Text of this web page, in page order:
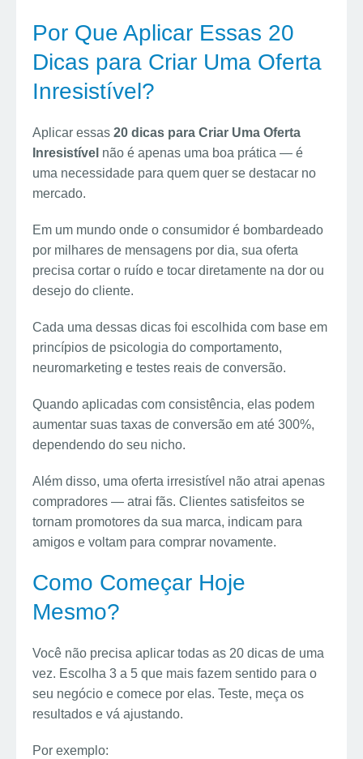
Por Que Aplicar Essas 20
Dicas para Criar Uma Oferta
Inresistível?
Aplicar essas 20 dicas para Criar Uma Oferta
Inresistível não é apenas uma boa prática — é
uma necessidade para quem quer se destacar no
mercado.
Em um mundo onde o consumidor é bombardeado
por milhares de mensagens por dia, sua oferta
precisa cortar o ruído e tocar diretamente na dor ou
desejo do cliente.
Cada uma dessas dicas foi escolhida com base em
princípios de psicologia do comportamento,
neuromarketing e testes reais de conversão.
Quando aplicadas com consistência, elas podem
aumentar suas taxas de conversão em até 300%,
dependendo do seu nicho.
Além disso, uma oferta irresistível não atrai apenas
compradores — atrai fãs. Clientes satisfeitos se
tornam promotores da sua marca, indicam para
amigos e voltam para comprar novamente.
Como Começar Hoje
Mesmo?
Você não precisa aplicar todas as 20 dicas de uma
vez. Escolha 3 a 5 que mais fazem sentido para o
seu negócio e comece por elas. Teste, meça os
resultados e vá ajustando.
Por exemplo: